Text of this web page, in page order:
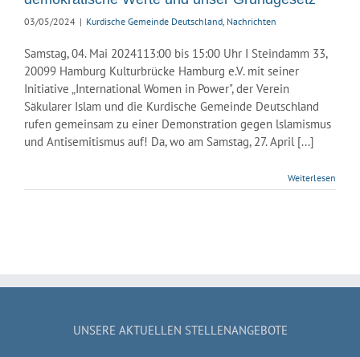
03/05/2024 | Kurdische Gemeinde Deutschland, Nachrichten
Samstag, 04. Mai 2024113:00 bis 15:00 Uhr I Steindamm 33,
20099 Hamburg Kulturbrücke Hamburg e.V. mit seiner
Initiative „International Women in Power", der Verein
Säkularer Islam und die Kurdische Gemeinde Deutschland
rufen gemeinsam zu einer Demonstration gegen lslamismus
und Antisemitismus auf! Da, wo am Samstag, 27. April [...]
Weiterlesen
UNSERE AKTUELLEN STELLENANGEBOTE